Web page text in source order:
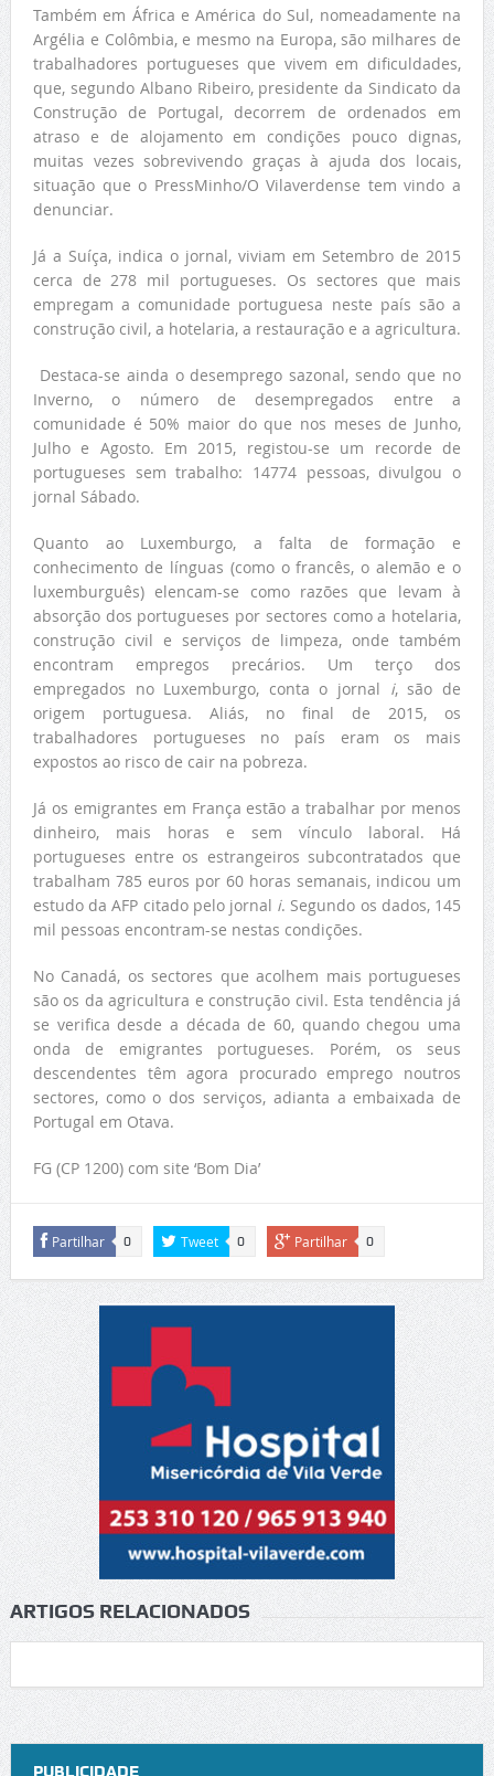
Também em África e América do Sul, nomeadamente na
Argélia e Colômbia, e mesmo na Europa, são milhares de
trabalhadores portugueses que vivem em dificuldades,
que, segundo Albano Ribeiro, presidente da Sindicato da
Construção de Portugal, decorrem de ordenados em
atraso e de alojamento em condições pouco dignas,
muitas vezes sobrevivendo graças à ajuda dos locais,
situação que o PressMinho/O Vilaverdense tem vindo a
denunciar.
Já a Suíça, indica o jornal, viviam em Setembro de 2015
cerca de 278 mil portugueses. Os sectores que mais
empregam a comunidade portuguesa neste país são a
construção civil, a hotelaria, a restauração e a agricultura.
Destaca-se ainda o desemprego sazonal, sendo que no
Inverno, o número de desempregados entre a
comunidade é 50% maior do que nos meses de Junho,
Julho e Agosto. Em 2015, registou-se um recorde de
portugueses sem trabalho: 14774 pessoas, divulgou o
jornal Sábado.
Quanto ao Luxemburgo, a falta de formação e
conhecimento de línguas (como o francês, o alemão e o
luxemburguês) elencam-se como razões que levam à
absorção dos portugueses por sectores como a hotelaria,
construção civil e serviços de limpeza, onde também
encontram empregos precários. Um terço dos
empregados no Luxemburgo, conta o jornal i, são de
origem portuguesa. Aliás, no final de 2015, os
trabalhadores portugueses no país eram os mais
expostos ao risco de cair na pobreza.
Já os emigrantes em França estão a trabalhar por menos
dinheiro, mais horas e sem vínculo laboral. Há
portugueses entre os estrangeiros subcontratados que
trabalham 785 euros por 60 horas semanais, indicou um
estudo da AFP citado pelo jornal i. Segundo os dados, 145
mil pessoas encontram-se nestas condições.
No Canadá, os sectores que acolhem mais portugueses
são os da agricultura e construção civil. Esta tendência já
se verifica desde a década de 60, quando chegou uma
onda de emigrantes portugueses. Porém, os seus
descendentes têm agora procurado emprego noutros
sectores, como o dos serviços, adianta a embaixada de
Portugal em Otava.
FG (CP 1200) com site ‘Bom Dia’
Partilhar 0 Tweet 0 Partilhar 0
ARTIGOS RELACIONADOS
PUBLICIDADE